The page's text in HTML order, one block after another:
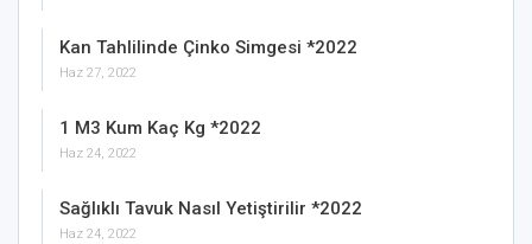
Kan Tahlilinde Çinko Simgesi *2022
Haz 27, 2022
1 M3 Kum Kaç Kg *2022
Haz 24, 2022
Sağlıklı Tavuk Nasıl Yetiştirilir *2022
Haz 24, 2022